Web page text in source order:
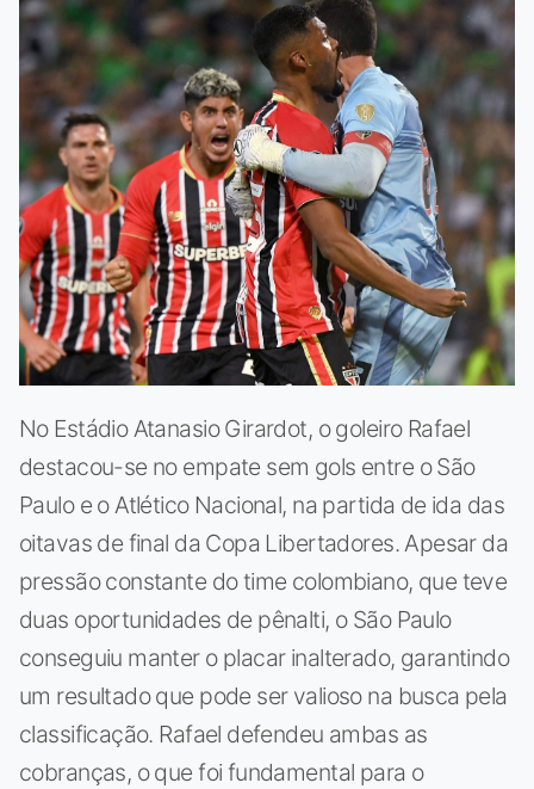
No Estádio Atanasio Girardot, o goleiro Rafael
destacou-se no empate sem gols entre o São
Paulo e o Atlético Nacional, na partida de ida das
oitavas de final da Copa Libertadores. Apesar da
pressão constante do time colombiano, que teve
duas oportunidades de pênalti, o São Paulo
conseguiu manter o placar inalterado, garantindo
um resultado que pode ser valioso na busca pela
classificação. Rafael defendeu ambas as
cobranças, o que foi fundamental para o